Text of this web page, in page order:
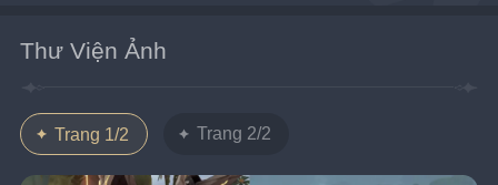
Thư Viện Ảnh
Trang 1/2 Trang 2/2